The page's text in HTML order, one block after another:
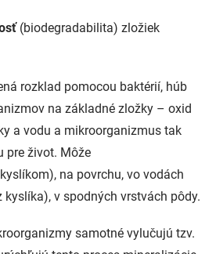
(biodegradabilita) zložiek
rozklad pomocou baktérií, húb
na základné zložky – oxid
a vodu a mikroorganizmus tak
pre život. Môže
na povrchu, vo vodách
kyslíka), v spodných vrstvách pôdy.
samotné vylučujú tzv.